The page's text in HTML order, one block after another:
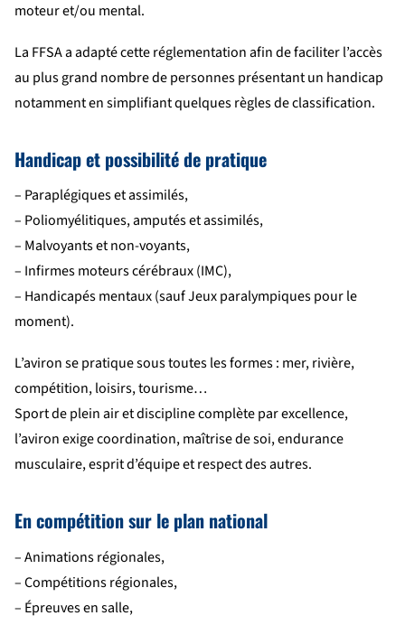
moteur et/ou mental.
La FFSA a adapté cette réglementation afin de faciliter l’accès
au plus grand nombre de personnes présentant un handicap
notamment en simplifiant quelques règles de classification.
Handicap et possibilité de pratique
– Paraplégiques et assimilés,
– Poliomyélitiques, amputés et assimilés,
– Malvoyants et non-voyants,
– Infirmes moteurs cérébraux (IMC),
– Handicapés mentaux (sauf Jeux paralympiques pour le
moment).
L’aviron se pratique sous toutes les formes : mer, rivière,
compétition, loisirs, tourisme…
Sport de plein air et discipline complète par excellence,
l’aviron exige coordination, maîtrise de soi, endurance
musculaire, esprit d’équipe et respect des autres.
En compétition sur le plan national
– Animations régionales,
– Compétitions régionales,
– Épreuves en salle,